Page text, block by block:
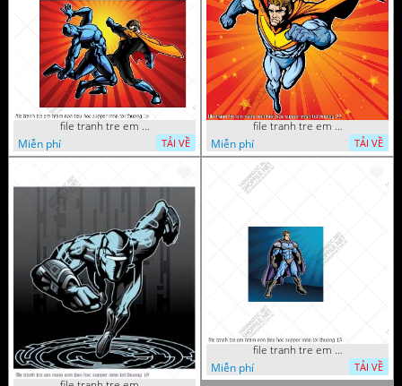
file tranh tre em mam non tieu hoc supper man toi thuong 26
Miễn phí
TẢI VỀ
file tranh tre em mam non tieu hoc supper man toi thuong 22
Miễn phí
TẢI VỀ
file tranh tre em mam non tieu hoc supper man toi thuong 15
Miễn phí
TẢI VỀ